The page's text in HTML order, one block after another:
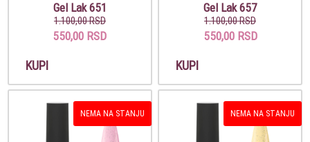
Gel Lak 651
1.100,00 RSD
550,00 RSD
KUPI
Gel Lak 657
1.100,00 RSD
550,00 RSD
KUPI
NEMA NA STANJU NEMA NA STANJU